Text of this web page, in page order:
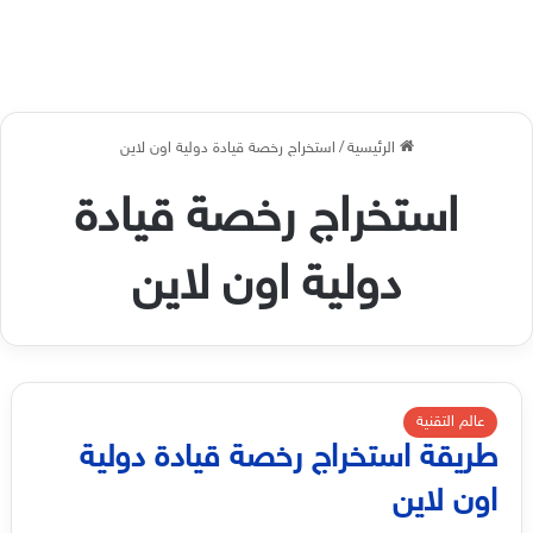
الرئيسية / استخراج رخصة قيادة دولية اون لاين
استخراج رخصة قيادة
دولية اون لاين
عالم التقنية
طريقة استخراج رخصة قيادة دولية
اون لاين